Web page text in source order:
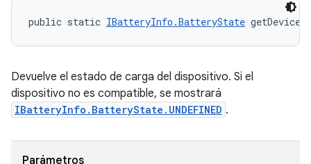
public static IBatteryInfo.BatteryState
Devuelve el estado de carga del dispositivo. Si el
dispositivo no es compatible, se mostrará
IBatteryInfo.BatteryState.UNDEFINED .
Parámetros